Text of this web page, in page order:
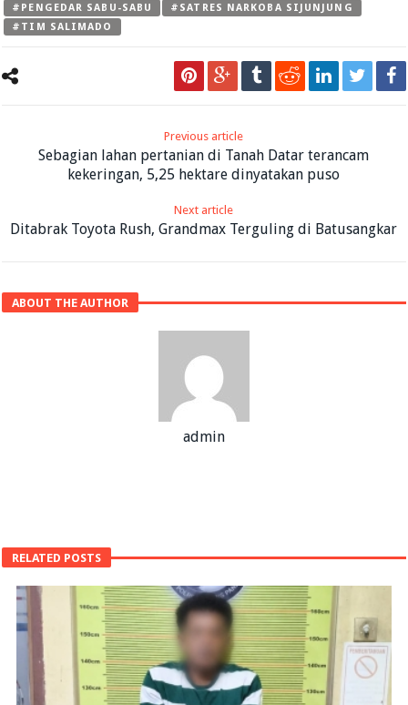
#PENGEDAR SABU-SABU
#SATRES NARKOBA SIJUNJUNG
#TIM SALIMADO
Previous article
Sebagian lahan pertanian di Tanah Datar terancam
kekeringan, 5,25 hektare dinyatakan puso
Next article
Ditabrak Toyota Rush, Grandmax Terguling di Batusangkar
ABOUT THE AUTHOR
admin
RELATED POSTS